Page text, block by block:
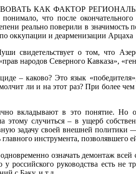
КАК ФАКТОР РЕГИОНАЛЬНОЙ
что после
реально поверили в
оккупации и деарменизации Арцаха
свидетельствует о том, что
народов Северного Кавказа»,
– каково? Это язык
ли и на этот раз? При более
вкладывают в это понятие. Но
случиться – в ущерб
задачу своей внешней
инструмента, позволявшего
означать демонтаж
руководства есть не